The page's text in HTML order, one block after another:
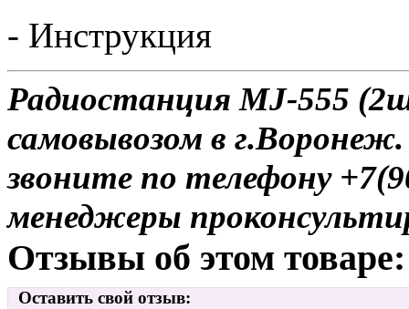
- Инструкция
Радиостанция MJ-555
самовывозом в
звоните по телефону
менеджеры
Отзывы об этом товаре:
Оставить свой отзыв: